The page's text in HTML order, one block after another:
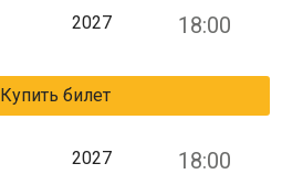
2027 18:00
Купить билет
2027 18:00